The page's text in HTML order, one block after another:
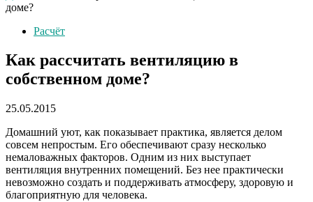
доме?
Расчёт
Как рассчитать вентиляцию в
собственном доме?
25.05.2015
Домашний уют, как показывает практика, является делом
совсем непростым. Его обеспечивают сразу несколько
немаловажных факторов. Одним из них выступает
вентиляция внутренних помещений. Без нее практически
невозможно создать и поддерживать атмосферу, здоровую и
благоприятную для человека.